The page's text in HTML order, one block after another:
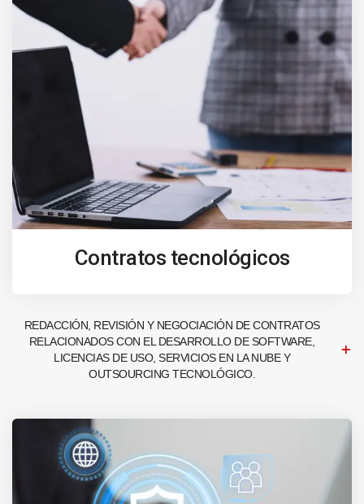
Contratos tecnológicos
REDACCIÓN, REVISIÓN Y NEGOCIACIÓN DE CONTRATOS
RELACIONADOS CON EL DESARROLLO DE SOFTWARE,
LICENCIAS DE USO, SERVICIOS EN LA NUBE Y
OUTSOURCING TECNOLÓGICO.